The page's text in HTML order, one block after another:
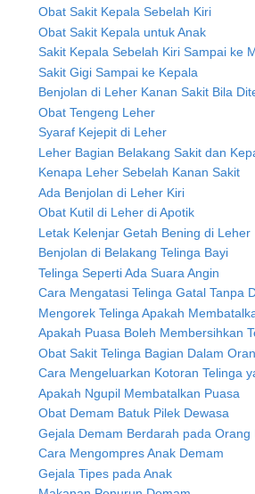
Obat Sakit Kepala Sebelah Kiri
Obat Sakit Kepala untuk Anak
Sakit Kepala Sebelah Kiri Sampai ke
Sakit Gigi Sampai ke Kepala
Benjolan di Leher Kanan Sakit Bila
Obat Tengeng Leher
Syaraf Kejepit di Leher
Leher Bagian Belakang Sakit dan
Kenapa Leher Sebelah Kanan Sakit
Ada Benjolan di Leher Kiri
Obat Kutil di Leher di Apotik
Letak Kelenjar Getah Bening di Leher
Benjolan di Belakang Telinga Bayi
Telinga Seperti Ada Suara Angin
Cara Mengatasi Telinga Gatal Tanpa
Mengorek Telinga Apakah
Apakah Puasa Boleh Membersihkan
Obat Sakit Telinga Bagian Dalam
Cara Mengeluarkan Kotoran Telinga
Apakah Ngupil Membatalkan Puasa
Obat Demam Batuk Pilek Dewasa
Gejala Demam Berdarah pada Orang
Cara Mengompres Anak Demam
Gejala Tipes pada Anak